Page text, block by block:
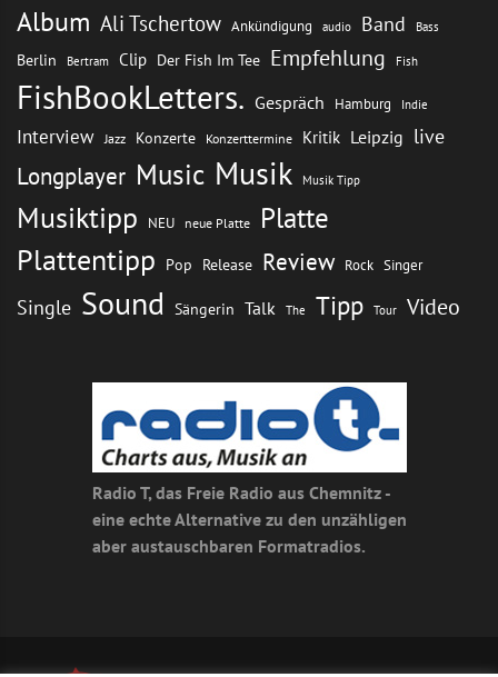
Album Ali Tschertow Ankündigung audio Band Bass
Berlin Bertram Clip Der Fish Im Tee Empfehlung Fish
FishBookLetters. Gespräch Hamburg Indie
Interview Jazz Konzerte Konzerttermine Kritik Leipzig live
Longplayer Music Musik Musik Tipp
Musiktipp NEU neue Platte Platte
Plattentipp Pop Release Review Rock Singer
Single Sound Sängerin Talk The Tipp Tour Video
Radio T, das Freie Radio aus Chemnitz -
eine echte Alternative zu den unzähligen
aber austauschbaren Formatradios.